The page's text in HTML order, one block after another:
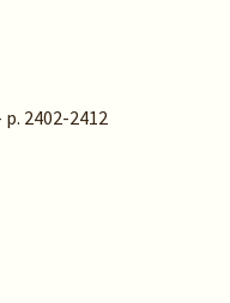
2402-2412